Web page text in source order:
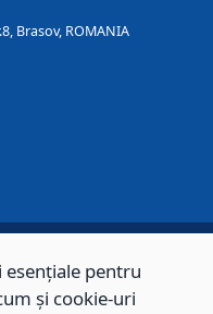
Brasov, ROMANIA
BRAȘOV, toate drepturile
esențiale pentru
și cookie-uri